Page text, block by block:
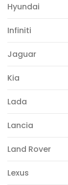
Hyundai
Infiniti
Jaguar
Kia
Lada
Lancia
Land Rover
Lexus